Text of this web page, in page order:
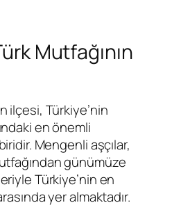
Mutfağının
ilçesi, Türkiye’nin
en önemli
Mengenli aşçılar,
günümüze
Türkiye’nin en
yer almaktadır.